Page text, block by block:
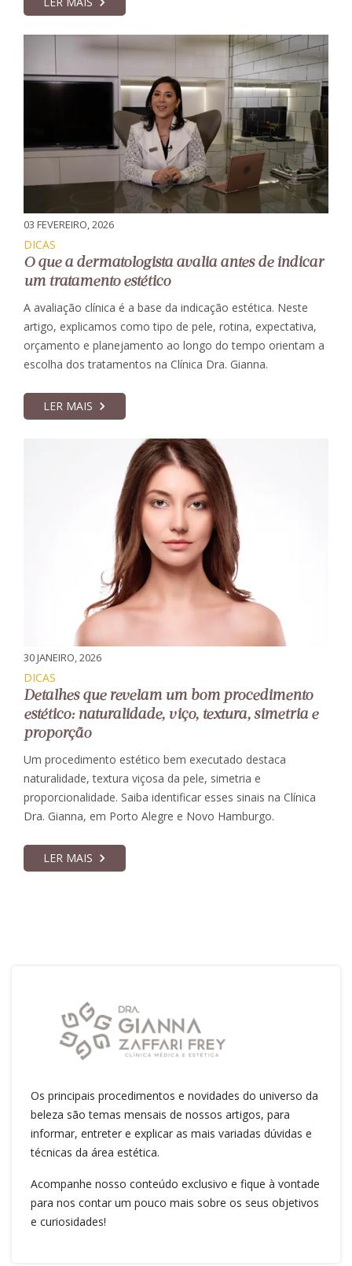
03 FEVEREIRO, 2026
DICAS
O que a dermatologista avalia antes de indicar
um tratamento estético
A avaliação clínica é a base da indicação estética. Neste
artigo, explicamos como tipo de pele, rotina, expectativa,
orçamento e planejamento ao longo do tempo orientam a
escolha dos tratamentos na Clínica Dra. Gianna.
LER MAIS
30 JANEIRO, 2026
DICAS
Detalhes que revelam um bom procedimento
estético: naturalidade, viço, textura, simetria e
proporção
Um procedimento estético bem executado destaca
naturalidade, textura viçosa da pele, simetria e
proporcionalidade. Saiba identificar esses sinais na Clínica
Dra. Gianna, em Porto Alegre e Novo Hamburgo.
LER MAIS
Os principais procedimentos e novidades do universo da
beleza são temas mensais de nossos artigos, para
informar, entreter e explicar as mais variadas dúvidas e
técnicas da área estética.
Acompanhe nosso conteúdo exclusivo e fique à vontade
para nos contar um pouco mais sobre os seus objetivos
e curiosidades!